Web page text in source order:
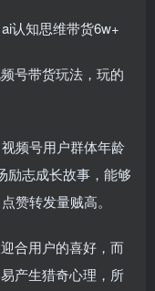
认知思维带货6w+
号带货玩法，玩的
频号用户群体年龄
励志成长故事，能够
赞转发量贼高。
合用户的喜好，而
产生猎奇心理，所